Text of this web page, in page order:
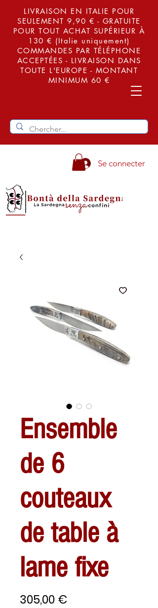
LIVRAISON EN ITALIE POUR
SEULEMENT 9,90 € - GRATUITE
POUR TOUT ACHAT SUPÉRIEUR À
130 € (Italie uniquement)
COMMANDES PAR TÉLÉPHONE
ACCEPTÉES - LIVRAISON DANS
TOUTE L'EUROPE - MONTANT
MINIMUM 60 €
Se connecter
Ensemble
de 6
couteaux
de table à
lame fixe
305,00 €